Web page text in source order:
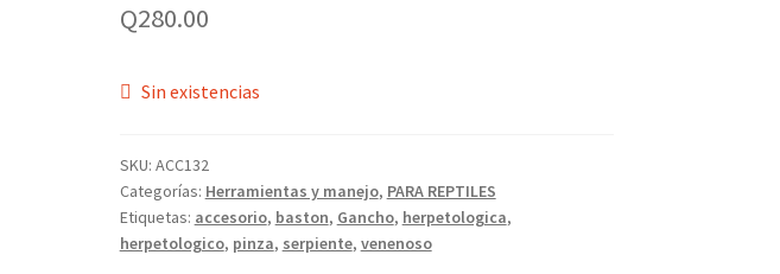
Q280.00
Sin existencias
SKU: ACC132
Categorías: Herramientas y manejo, PARA REPTILES
Etiquetas: accesorio, baston, Gancho, herpetologica,
herpetologico, pinza, serpiente, venenoso